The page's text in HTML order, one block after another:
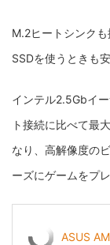
M.2ヒートシンク
SSDを使うときも安
インテル2.5Gbイ
ト接続に比べて最
なり、高解像度の
ーズにゲームをプ
ASUS